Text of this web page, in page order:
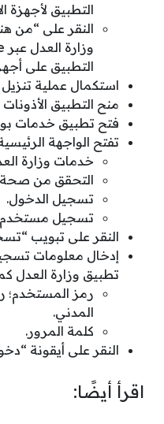
التطبيق لأجهزة
النقر على “من
التطبيق على
استكمال عملية تنزيل
منح التطبيق الأذونات
فتح تطبيق خدمات
تفتح الواجهة
خدمات وزارة
التحقق من صحة
تسجيل الدخول.
تسجيل مستخدم
النقر على تبويب
إدخال معلومات
تطبيق وزارة العدل
رمز المستخدم؛
المدني.
كلمة المرور.
النقر على أيقونة
اقرأ أيضًا: